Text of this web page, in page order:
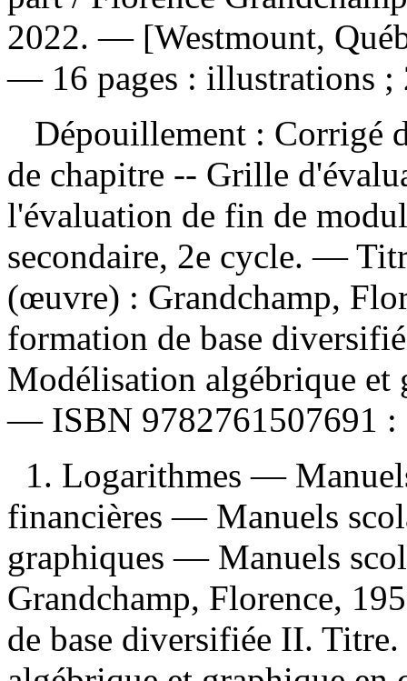
2022. — [Westmount,
— 16 pages : illustrations ;
Dépouillement : Corrigé
de chapitre -- Grille
l'évaluation de fin de
secondaire, 2e cycle. —
(œuvre) : Grandchamp,
formation de base
Modélisation algébrique et
— ISBN 9782761507691 :
1. Logarithmes —
financières — Manuels
graphiques — Manuels
Grandchamp, Florence,
de base diversifiée II.